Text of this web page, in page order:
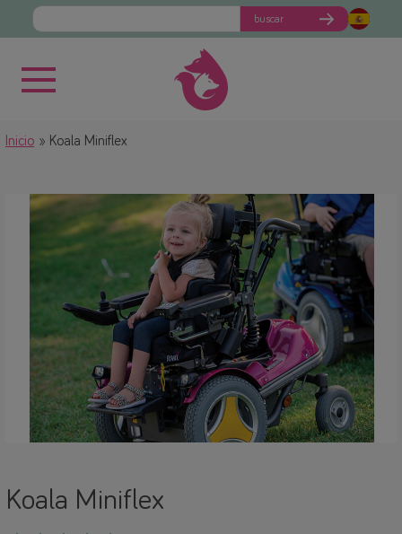
buscar
Inicio Koala Miniflex
Koala Miniflex